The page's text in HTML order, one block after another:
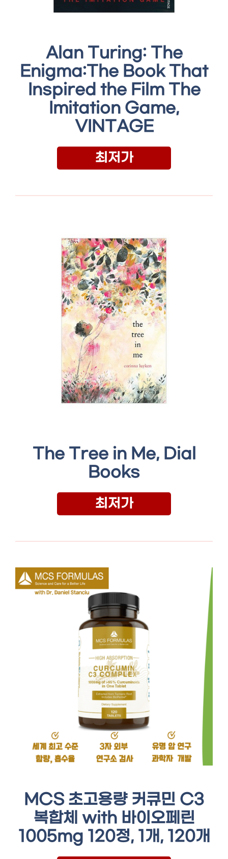
Alan Turing: The
Enigma:The Book That
Inspired the Film The
Imitation Game,
VINTAGE
최저가
The Tree in Me, Dial
Books
최저가
MCS 초고용량 커큐민 C3
복합체 with 바이오페린
1005mg 120정, 1개, 120개